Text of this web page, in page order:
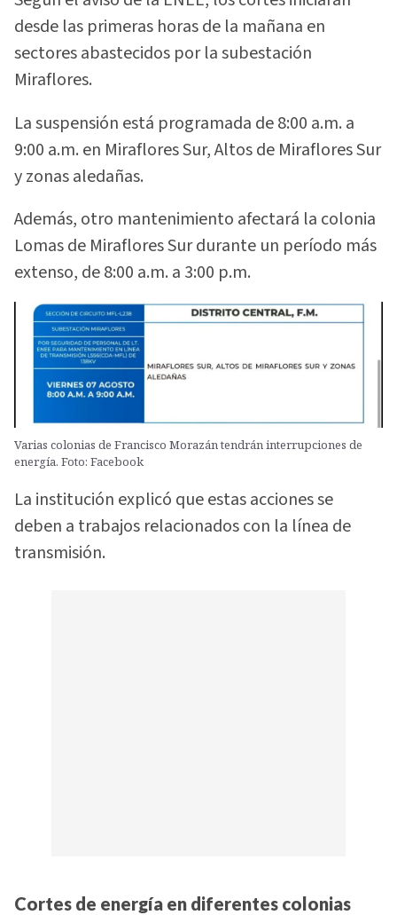
desde las primeras horas de la mañana en
sectores abastecidos por la subestación
Miraflores.
La suspensión está programada de 8:00 a.m. a
9:00 a.m. en Miraflores Sur, Altos de Miraflores Sur
y zonas aledañas.
Además, otro mantenimiento afectará la colonia
Lomas de Miraflores Sur durante un período más
extenso, de 8:00 a.m. a 3:00 p.m.
Varias colonias de Francisco Morazán tendrán interrupciones de
energía. Foto: Facebook
La institución explicó que estas acciones se
deben a trabajos relacionados con la línea de
transmisión.
Cortes de energía en diferentes colonias